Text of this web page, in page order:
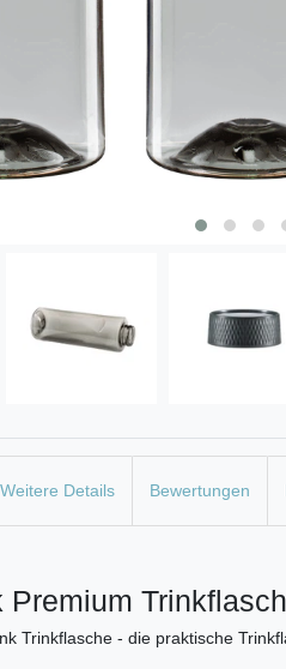
Weitere Details Bewertungen
Premium
Trinkflasche - die praktische